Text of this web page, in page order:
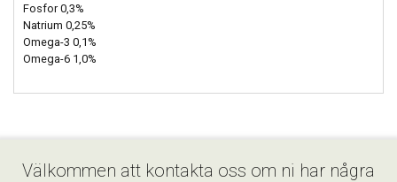
Fosfor 0,3%
Natrium 0,25%
Omega-3 0,1%
Omega-6 1,0%
Välkommen att kontakta oss om ni har några